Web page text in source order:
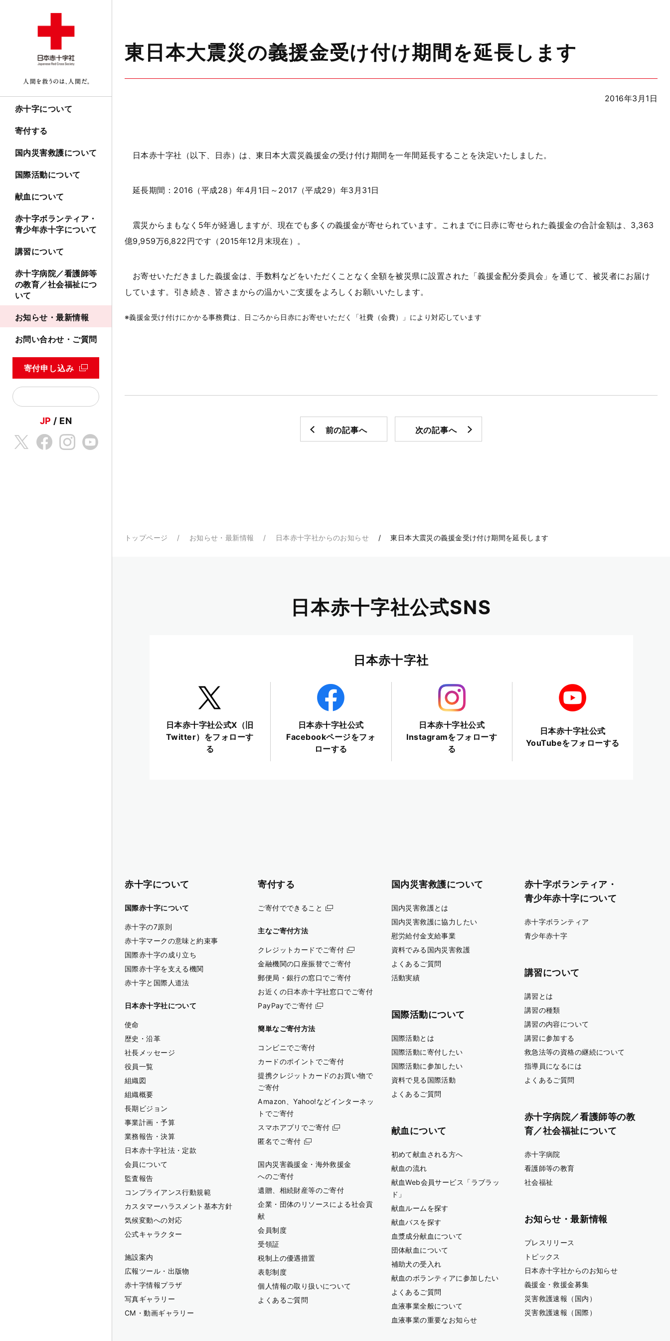
赤十字について
寄付する
国内災害救護について
国際活動について
献血について
赤十字ボランティア・
青少年赤十字について
講習について
赤十字病院／看護師等
の教育／社会福祉につ
いて
お知らせ・最新情報
お問い合わせ・ご質問
寄付申し込み
JP EN
東日本大震災の義援金受け付け期間を延長します
2016年3月1日
日本赤十字社（以下、日赤）は、東日本大震災義援金の受け付け期間を一年間延長することを決定いたしました。
延長期間：2016（平成28）年4月1日～2017（平成29）年3月31日
震災からまもなく5年が経過しますが、現在でも多くの義援金が寄せられています。これまでに日赤に寄せられた義援金の合計金額は、3,363
億9,959万6,822円です（2015年12月末現在）。
お寄せいただきました義援金は、手数料などをいただくことなく全額を被災県に設置された「義援金配分委員会」を通じて、被災者にお届け
しています。引き続き、皆さまからの温かいご支援をよろしくお願いいたします。
※義援金受け付けにかかる事務費は、日ごろから日赤にお寄せいただく「社費（会費）」により対応しています
前の記事へ 次の記事へ
トップページ お知らせ・最新情報 日本赤十字社からのお知らせ 東日本大震災の義援金受け付け期間を延長します
日本赤十字社公式SNS
日本赤十字社
日本赤十字社公式X（旧
Twitter）をフォローす
る
日本赤十字社公式
Facebookページをフォ
ローする
日本赤十字社公式
Instagramをフォローす
る
日本赤十字社公式
YouTubeをフォローする
赤十字について
国際赤十字について
赤十字の7原則
赤十字マークの意味と約束事
国際赤十字の成り立ち
国際赤十字を支える機関
赤十字と国際人道法
日本赤十字社について
使命
歴史・沿革
社長メッセージ
役員一覧
組織図
組織概要
長期ビジョン
事業計画・予算
業務報告・決算
日本赤十字社法・定款
会員について
監査報告
コンプライアンス行動規範
カスタマーハラスメント基本方針
気候変動への対応
公式キャラクター
施設案内
広報ツール・出版物
赤十字情報プラザ
写真ギャラリー
CM・動画ギャラリー
寄付する
ご寄付でできること
主なご寄付方法
クレジットカードでご寄付
金融機関の口座振替でご寄付
郵便局・銀行の窓口でご寄付
お近くの日本赤十字社窓口でご寄付
PayPayでご寄付
簡単なご寄付方法
コンビニでご寄付
カードのポイントでご寄付
提携クレジットカードのお買い物で
ご寄付
Amazon、Yahoo!などインターネッ
トでご寄付
スマホアプリでご寄付
匿名でご寄付
国内災害義援金・海外救援金
へのご寄付
遺贈、相続財産等のご寄付
企業・団体のリソースによる社会貢
献
会員制度
受領証
税制上の優遇措置
表彰制度
個人情報の取り扱いについて
よくあるご質問
国内災害救護について
国内災害救護とは
国内災害救護に協力したい
慰労給付金支給事業
資料でみる国内災害救護
よくあるご質問
活動実績
国際活動について
国際活動とは
国際活動に寄付したい
国際活動に参加したい
資料で見る国際活動
よくあるご質問
献血について
初めて献血される方へ
献血の流れ
献血Web会員サービス「ラブラッ
ド」
献血ルームを探す
献血バスを探す
血漿成分献血について
団体献血について
補助犬の受入れ
献血のボランティアに参加したい
よくあるご質問
血液事業全般について
血液事業の重要なお知らせ
赤十字ボランティア・
青少年赤十字について
赤十字ボランティア
青少年赤十字
講習について
講習とは
講習の種類
講習の内容について
講習に参加する
救急法等の資格の継続について
指導員になるには
よくあるご質問
赤十字病院／看護師等の教
育／社会福祉について
赤十字病院
看護師等の教育
社会福祉
お知らせ・最新情報
プレスリリース
トピックス
日本赤十字社からのお知らせ
義援金・救援金募集
災害救護速報（国内）
災害救護速報（国際）